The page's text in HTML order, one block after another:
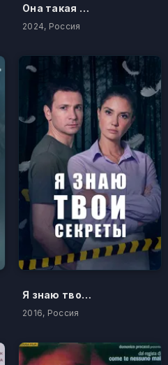
Она такая классная
2024, Россия
Я знаю твои секреты
2016, Россия